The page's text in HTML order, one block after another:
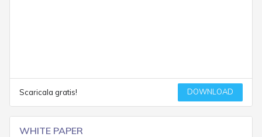
Scaricala gratis! DOWNLOAD
WHITE PAPER